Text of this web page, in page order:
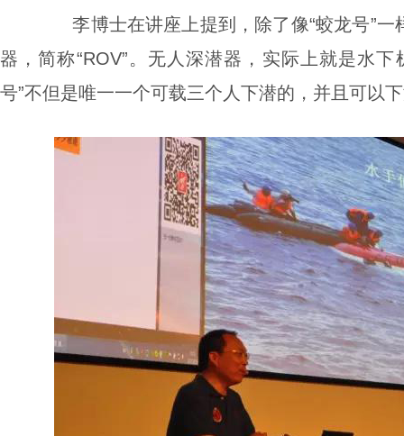
李博士在讲座上提到，除了像“蛟龙号”一
器，简称“ROV”。无人深潜器，实际上就是水
号”不但是唯一一个可载三个人下潜的，并且可以